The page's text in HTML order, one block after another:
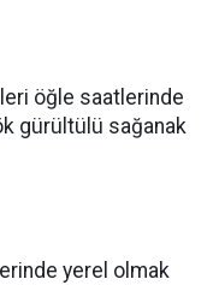
öğle saatlerinde
gürültülü sağanak
yerel olmak